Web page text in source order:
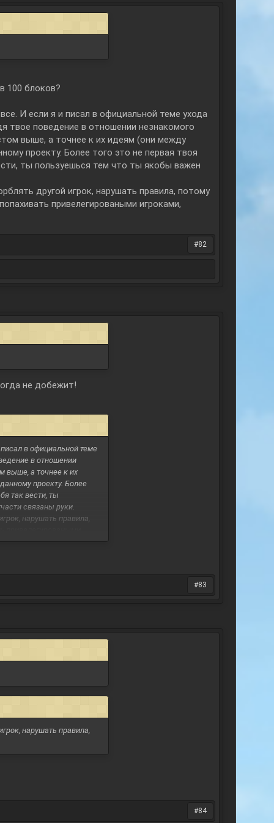
100 блоков?
И если я и писал в официальной теме ухода
твое поведение в отношении незнакомого
выше, а точнее к их идеям (они между
проекту. Более того это не первая твоя
ты пользуешься тем что ты якобы важен
другой игрок, нарушать правила, потому
привелегироваными игроками,
#82
не добежит!
в официальной теме
в отношении
выше, а точнее к их
проекту. Более
так вести, ты
связаны руки.
нарушать правила,
#83
нарушать правила,
#84